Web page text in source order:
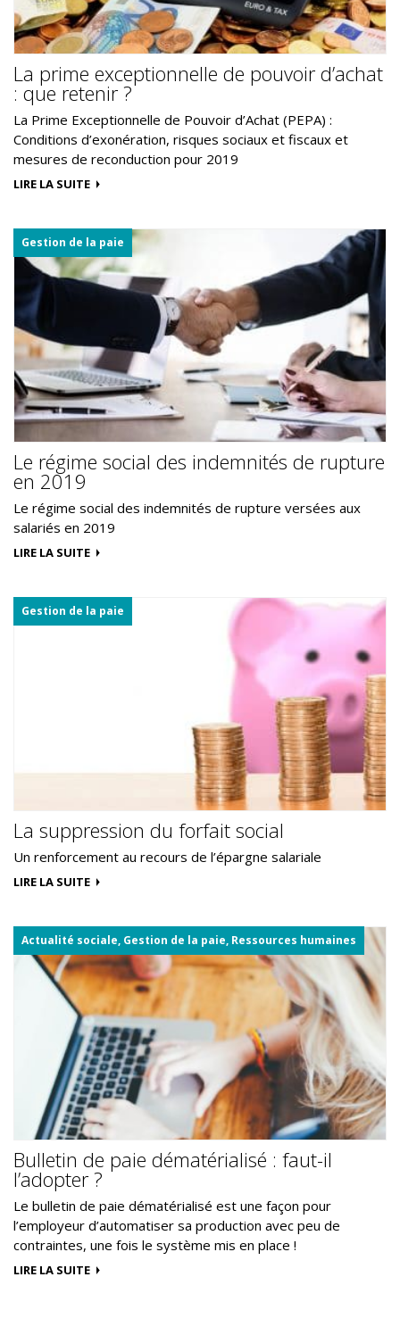
La prime exceptionnelle de pouvoir d’achat
: que retenir ?
La Prime Exceptionnelle de Pouvoir d’Achat (PEPA) :
Conditions d’exonération, risques sociaux et fiscaux et
mesures de reconduction pour 2019
LIRE LA SUITE
Gestion de la paie
Le régime social des indemnités de rupture
en 2019
Le régime social des indemnités de rupture versées aux
salariés en 2019
LIRE LA SUITE
Gestion de la paie
La suppression du forfait social
Un renforcement au recours de l’épargne salariale
LIRE LA SUITE
Actualité sociale, Gestion de la paie, Ressources humaines
Bulletin de paie dématérialisé : faut-il
l’adopter ?
Le bulletin de paie dématérialisé est une façon pour
l’employeur d’automatiser sa production avec peu de
contraintes, une fois le système mis en place !
LIRE LA SUITE